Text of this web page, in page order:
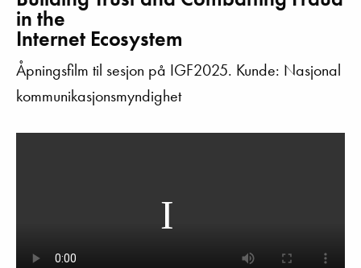
in the
Internet Ecosystem
Åpningsfilm til sesjon på IGF2025. Kunde: Nasjonal
kommunikasjonsmyndighet